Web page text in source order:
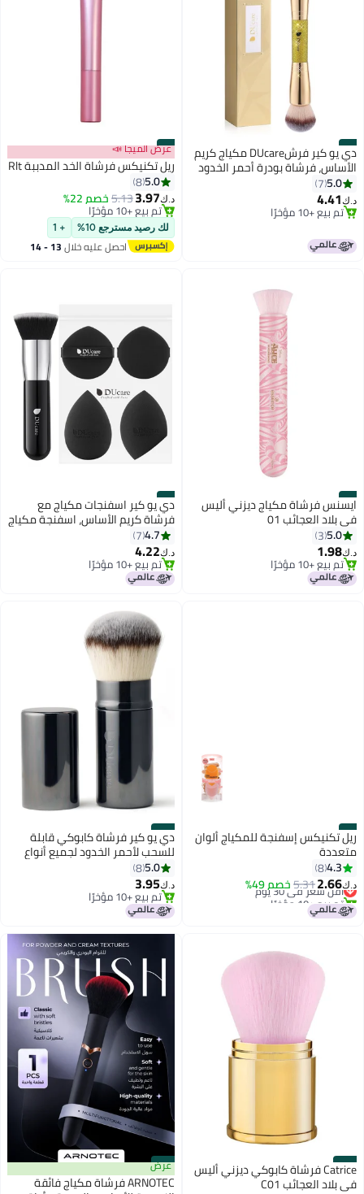
#5
3
دي يو كير فرشDUcare مكياج كريم
الأساس، فرشاة بودرة أحمر الخدود
ذات نهاية مزدوجة، فرشاة برونزر
أحمر الخدود مثالية للكريم أو البودرة
5.0
7
د.ك‏4.41
تم بيع +10 مؤخرًا
تم بيع +10 مؤخرًا
#6
عرض الميجا 📣
ريل تكنيكس فرشاة الخد المدببة Rlt
5.0
8
د.ك‏3.97
5.13خصم 22%
تم بيع +10 مؤخرًا
تم بيع +10 مؤخرًا
لك رصيد مسترجع 10% + 1
احصل عليه خلال 13 - 14
#7
ايسنس فرشاة مكياج ديزني أليس
في بلاد العجائب 01
5.0
3
د.ك‏1.98
تم بيع +10 مؤخرًا
تم بيع +10 مؤخرًا
#8
2
دي يو كير اسفنجات مكياج مع
فرشاة كريم الأساس، اسفنجة مكياج
لدمج كريم الأساس، كريم بي بي
السائل، بودرة معدنية، تلميع، تنقيط
4.7
7
د.ك‏4.22
تم بيع +10 مؤخرًا
تم بيع +10 مؤخرًا
#9
ريل تكنيكس إسفنجة للمكياج ألوان
متعددة
4.3
8
د.ك‏2.66
5.31خصم 49%أقل سعر في 30 يوم
تم بيع +10 مؤخرًا
أقل سعر في 30 يوم
#10
دي يو كير فرشاة كابوكي قابلة
للسحب لأحمر الخدود لجميع أنواع
مكياج الوجه وكريم الأساس لمكياج
الوجه السائل والكريمي والبودرة
بمقبض من الألومنيوم
5.0
8
د.ك‏3.95
تم بيع +10 مؤخرًا
تم بيع +10 مؤخرًا
#11 Catrice فرشاة كابوكي ديزني أليس
في بلاد العجائب C01
#12
عرض
ARNOTEC فرشاة مكياج فائقة